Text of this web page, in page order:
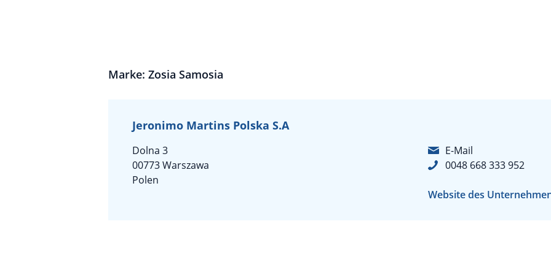
Marke: Zosia Samosia
Jeronimo Martins Polska S.A
Dolna 3
00773 Warszawa
Polen
E-Mail
0048 668 333 952
Website des